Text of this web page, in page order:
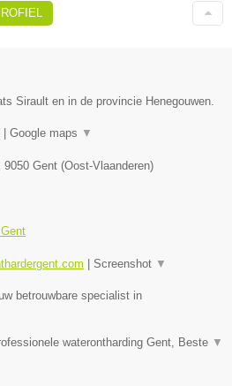
Sirault en in de provincie Henegouwen.
Google maps ▼
9050 Gent (Oost-Vlaanderen)
Screenshot ▼
betrouwbare specialist in
waterontharding Gent, Beste ▼